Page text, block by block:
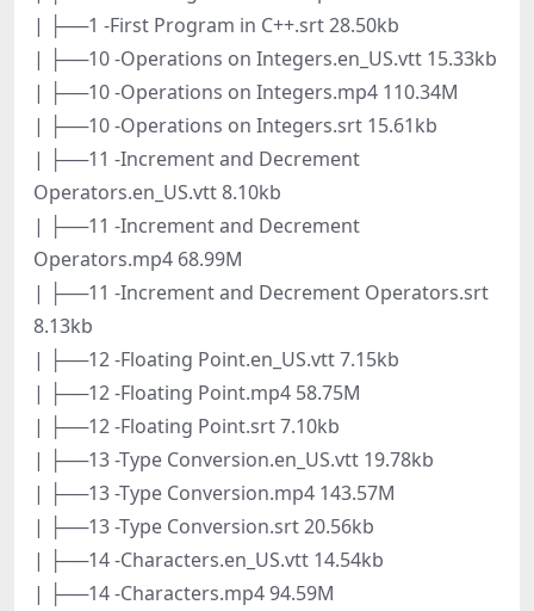
| ├──1 -First Program in C++.srt 28.50kb
| ├──10 -Operations on Integers.en_US.vtt 15.33kb
| ├──10 -Operations on Integers.mp4 110.34M
| ├──10 -Operations on Integers.srt 15.61kb
| ├──11 -Increment and Decrement
Operators.en_US.vtt 8.10kb
| ├──11 -Increment and Decrement
Operators.mp4 68.99M
| ├──11 -Increment and Decrement Operators.srt
8.13kb
| ├──12 -Floating Point.en_US.vtt 7.15kb
| ├──12 -Floating Point.mp4 58.75M
| ├──12 -Floating Point.srt 7.10kb
| ├──13 -Type Conversion.en_US.vtt 19.78kb
| ├──13 -Type Conversion.mp4 143.57M
| ├──13 -Type Conversion.srt 20.56kb
| ├──14 -Characters.en_US.vtt 14.54kb
| ├──14 -Characters.mp4 94.59M